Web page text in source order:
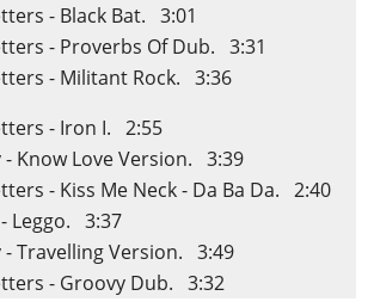
- Black Bat. 3:01
- Proverbs Of Dub. 3:31
- Militant Rock. 3:36
- Iron I. 2:55
Know Love Version. 3:39
- Kiss Me Neck - Da Ba Da. 2:40
Leggo. 3:37
Travelling Version. 3:49
- Groovy Dub. 3:32